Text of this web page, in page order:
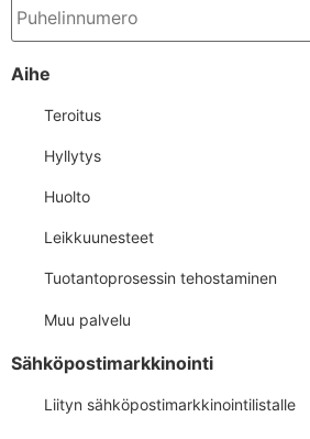
Aihe
Teroitus
Hyllytys
Huolto
Leikkuunesteet
Tuotantoprosessin tehostaminen
Muu palvelu
Sähköpostimarkkinointi
Liityn sähköpostimarkkinointilistalle